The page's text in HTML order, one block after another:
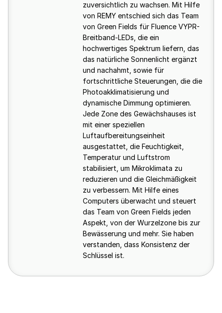
zuversichtlich zu wachsen. Mit Hilfe
von REMY entschied sich das Team
von Green Fields für Fluence VYPR-
Breitband-LEDs, die ein
hochwertiges Spektrum liefern, das
das natürliche Sonnenlicht ergänzt
und nachahmt, sowie für
fortschrittliche Steuerungen, die die
Photoakklimatisierung und
dynamische Dimmung optimieren.
Jede Zone des Gewächshauses ist
mit einer speziellen
Luftaufbereitungseinheit
ausgestattet, die Feuchtigkeit,
Temperatur und Luftstrom
stabilisiert, um Mikroklimata zu
reduzieren und die Gleichmäßigkeit
zu verbessern. Mit Hilfe eines
Computers überwacht und steuert
das Team von Green Fields jeden
Aspekt, von der Wurzelzone bis zur
Bewässerung und mehr. Sie haben
verstanden, dass Konsistenz der
Schlüssel ist.